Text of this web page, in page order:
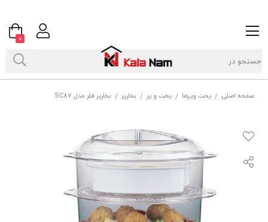
صفحه اصلی / پخت وپزها / پخت و پز / بخارپز / بخارپز فلر مدل SC87
0